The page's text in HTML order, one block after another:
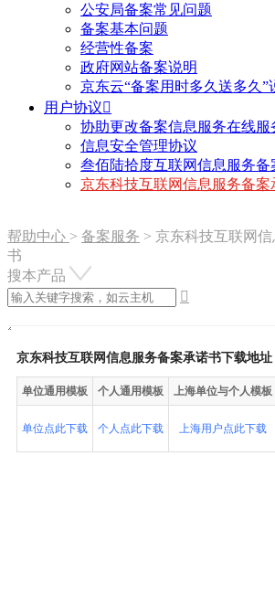
公安局备案常见问题
备案基本问题
经营性备案
政府网站备案说明
京东云“备案用时多久送多久”
用户协议
协助更改备案信息服务在线服
信息安全管理协议
叁佰陆拾度互联网信息服务备
京东科技互联网信息服务备案
帮助中心 > 备案服务 > 京东科技互联网
书
搜本产品

京东科技互联网信息服务备案承诺书下载地址
单位通用模板 个人通用模板 上海单位与个人模板
单位点此下载 个人点此下载 上海用户点此下载